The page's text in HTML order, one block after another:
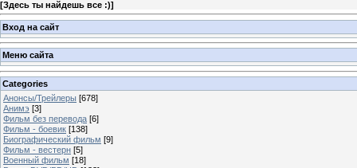
[Здесь ты найдешь все :)]
Вход на сайт
Меню сайта
Categories
Анонсы/Трейлеры [678]
Анимэ [3]
Фильм без перевода [6]
Фильм - боевик [138]
Биографический фильм [9]
Фильм - вестерн [5]
Военный фильм [18]